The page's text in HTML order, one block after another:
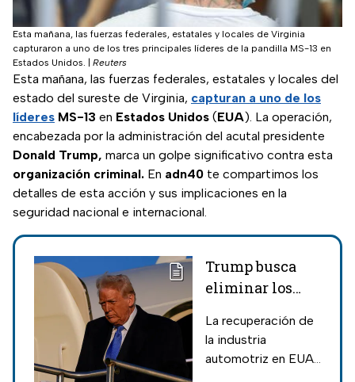
Esta mañana, las fuerzas federales, estatales y locales de Virginia
capturaron a uno de los tres principales líderes de la pandilla MS-13 en
Estados Unidos.
Reuters
Esta mañana, las fuerzas federales, estatales y locales del
estado del sureste de Virginia, capturan a uno de los
líderes MS-13 en Estados Unidos (EUA). La operación,
encabezada por la administración del acutal presidente
Donald Trump, marca un golpe significativo contra esta
organización criminal. En adn40 te compartimos los
detalles de esta acción y sus implicaciones en la
seguridad nacional e internacional.
Trump busca
eliminar los
en EUA: Estos
son los
La recuperación de
la industria
automotriz en EUA